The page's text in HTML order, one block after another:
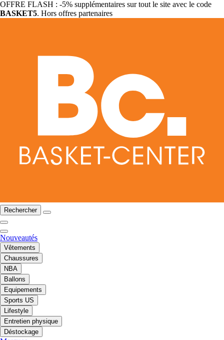
OFFRE FLASH : -5% supplémentaires sur tout le site avec le code
BASKET5. Hors offres partenaires
Rechercher
Nouveautés
Vêtements
Chaussures
NBA
Ballons
Equipements
Sports US
Lifestyle
Entretien physique
Déstockage